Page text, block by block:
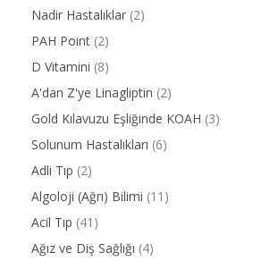
Nadir Hastalıklar (2)
PAH Point (2)
D Vitamini (8)
A'dan Z'ye Linagliptin (2)
Gold Kılavuzu Eşliğinde KOAH (3)
Solunum Hastalıkları (6)
Adli Tıp (2)
Algoloji (Ağrı) Bilimi (11)
Acil Tıp (41)
Ağız ve Diş Sağlığı (4)